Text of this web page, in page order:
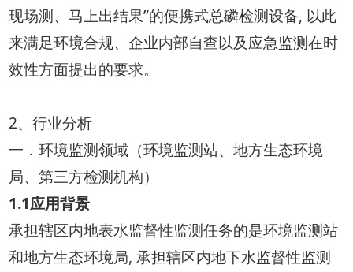
现场测、马上出结果”的便携式总磷检测设备, 以此
来满足环境合规、企业内部自查以及应急监测在时
效性方面提出的要求。
2、行业分析
一．环境监测领域（环境监测站、地方生态环境
局、第三方检测机构）
1.1应用背景
承担辖区内地表水监督性监测任务的是环境监测站
和地方生态环境局, 承担辖区内地下水监督性监测